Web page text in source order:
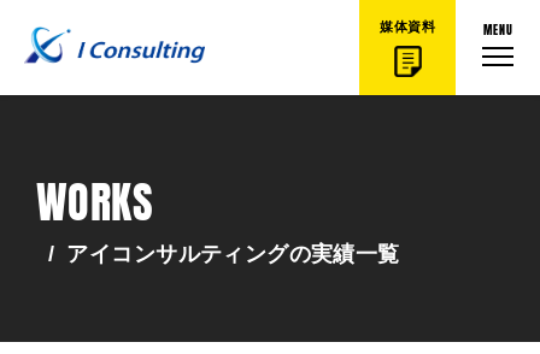
媒体資料 MENU
WORKS
/ アイコンサルティングの実績一覧